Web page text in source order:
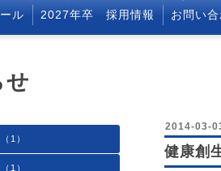
ル 2027年卒 採用情報 お問い
1）
1）
せ
2014-03-
健康創